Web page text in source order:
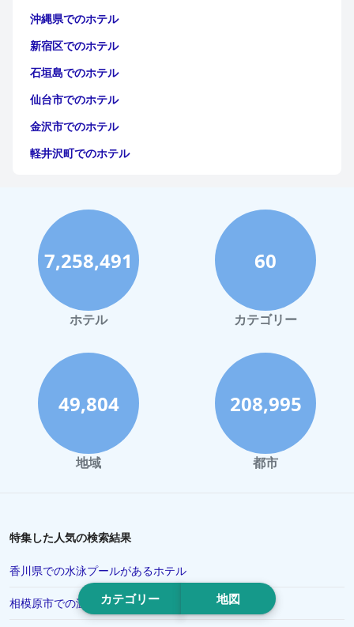
沖縄県でのホテル
新宿区でのホテル
石垣島でのホテル
仙台市でのホテル
金沢市でのホテル
軽井沢町でのホテル
神戸市でのホテル
宮古島でのホテル
函館市でのホテル
ハワイイでのホテル
鎌倉市でのホテル
伊豆市でのホテル
那覇市でのホテル
姫路市でのホテル
竹富町でのホテル
鎌田 (世田谷区)でのホテル
三重県でのホテル
秩父市でのホテル
カテゴリー 地図
7,258,491
ホテル
60
カテゴリー
49,804
地域
208,995
都市
特集した人気の検索結果
香川県での水泳プールがあるホテル
相模原市での温水プールがあるホテル